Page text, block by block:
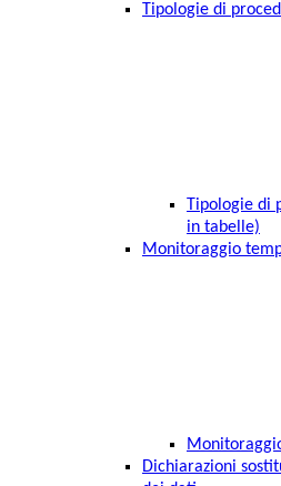
Tipologie di
Tipologie di
in tabelle)
Monitoraggio
Dichiarazioni